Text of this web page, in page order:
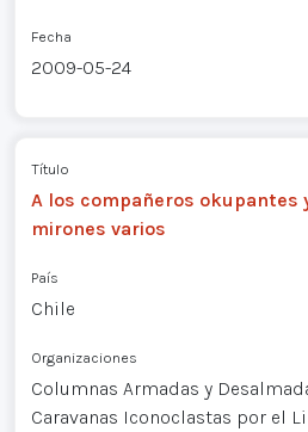
Fecha
2009-05-24
Título
A los compañeros okupantes
mirones varios
País
Chile
Organizaciones
Columnas Armadas y
Caravanas Iconoclastas por el